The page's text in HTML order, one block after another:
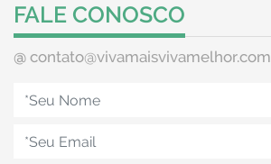
FALE CONOSCO
@ contato@vivamaisvivamelhor.com